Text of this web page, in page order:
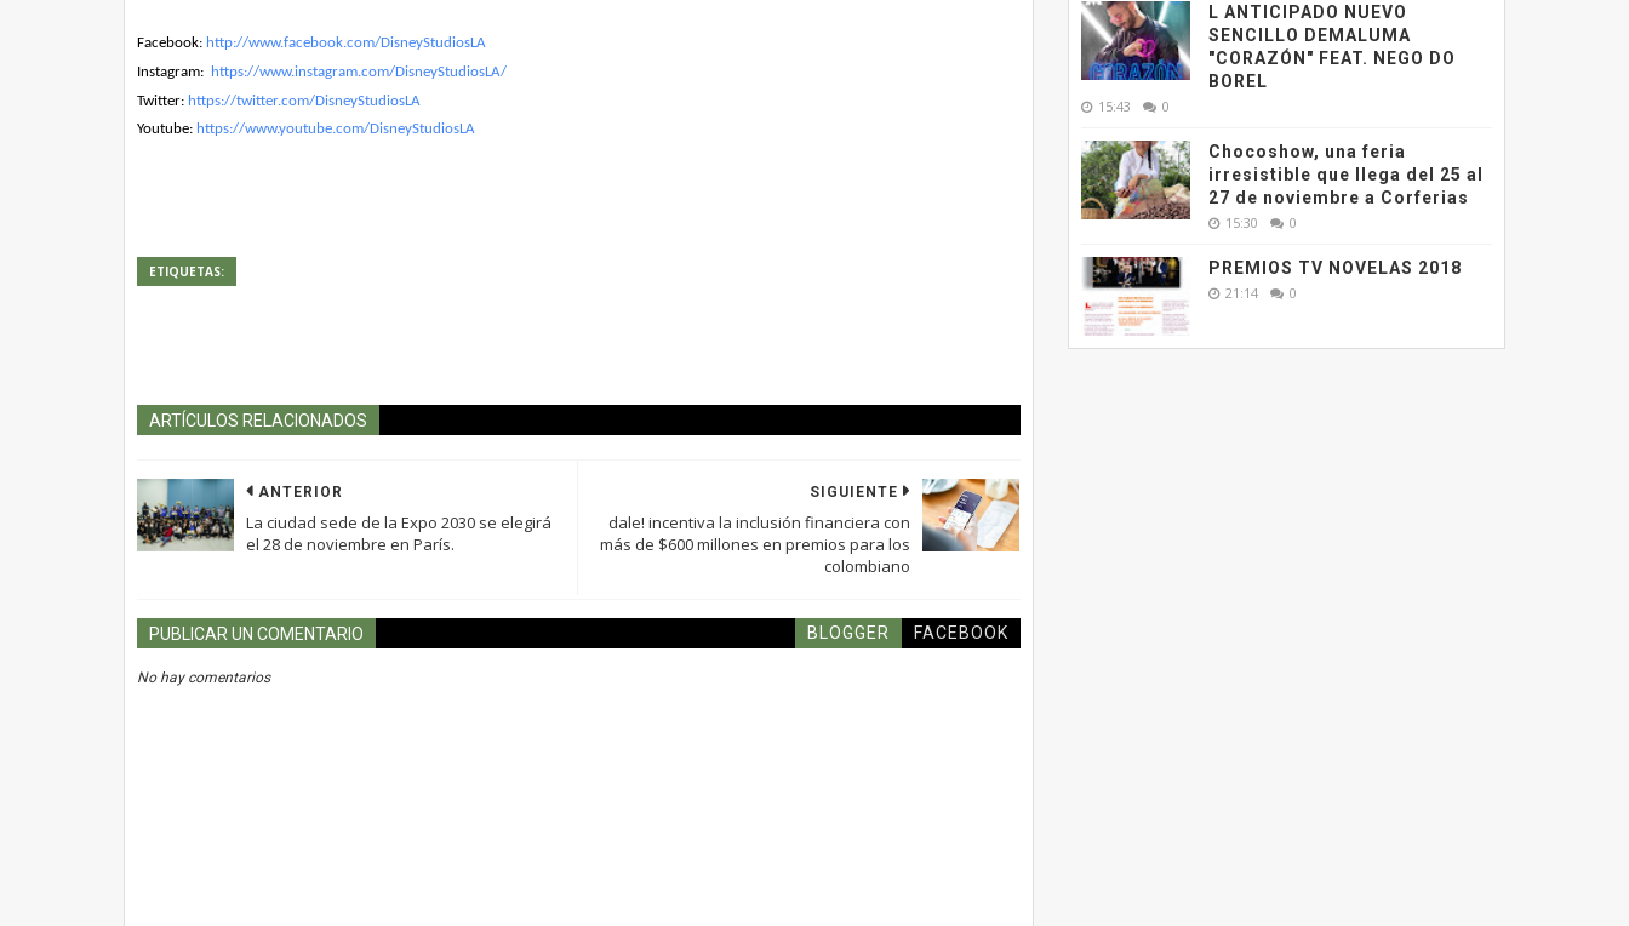
Facebook: http://www.facebook.com/DisneyStudiosLA
Instagram:
https://www.instagram.com/DisneyStudiosLA/
Twitter: https://twitter.com/DisneyStudiosLA
Youtube: https://www.youtube.com/DisneyStudiosLA
ETIQUETAS:
ARTÍCULOS RELACIONADOS
SIGUIENTE
dale! incentiva la inclusión financiera con
más de $600 millones en premios para los
colombiano
ANTERIOR
La ciudad sede de la Expo 2030 se elegirá
el 28 de noviembre en París.
PUBLICAR UN COMENTARIO BLOGGER FACEBOOK
No hay comentarios
L ANTICIPADO NUEVO
SENCILLO DEMALUMA
"CORAZÓN" FEAT. NEGO DO
BOREL
15:43 0
Chocoshow, una feria
irresistible que llega del 25 al
27 de noviembre a Corferias
15:30 0
PREMIOS TV NOVELAS 2018
21:14 0